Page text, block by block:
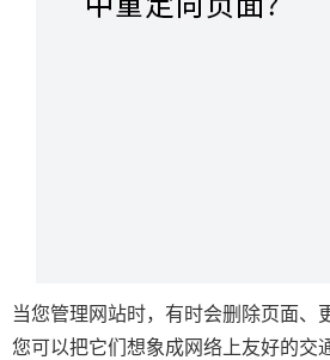
当您管理网站时，有时会删除页面、
您可以把它们想象成网络上友好的交